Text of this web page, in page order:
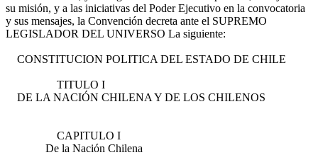
su misión, y a las iniciativas del Poder Ejecutivo en la convocatoria
y sus mensajes, la Convención decreta ante el SUPREMO
LEGISLADOR DEL UNIVERSO La siguiente:
CONSTITUCION POLITICA DEL ESTADO DE CHILE
TITULO I
DE LA NACIÓN CHILENA Y DE LOS CHILENOS
CAPITULO I
De la Nación Chilena